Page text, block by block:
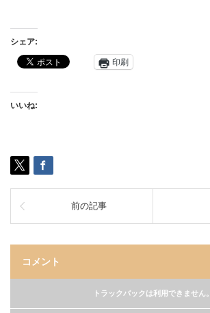
シェア:
印刷
いいね:
前の記事
コメント
トラックバックは利用できません。